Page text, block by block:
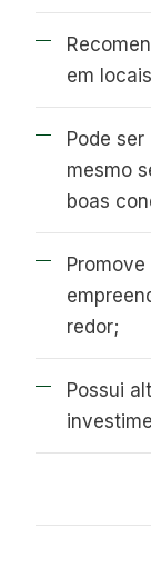
em
Pode
mesmo
boas
redor;
Possui